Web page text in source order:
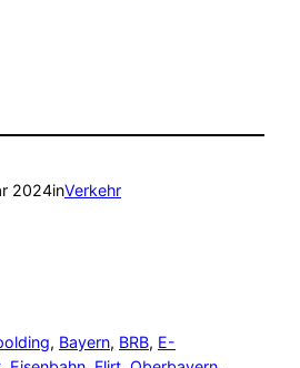
2024inVerkehr
, Bayern, BRB, E-